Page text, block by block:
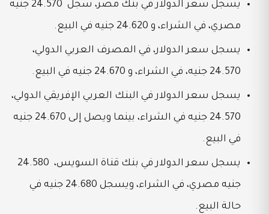
يسجل سعر الدولار في بنك مصر، سجل 24.570 جنيه
مصري، في الشراء، و 24.620 جنيه في البيع.
يسجل سعر الدولار، في المصرف العربي الدولي،
24.570 جنيه، في الشراء، و
24.670 جنيه في البيع.
يسجل سعر الدولار في البنك العربي الإفريقي الدولي،
24.570 جنيه في الشراء، بينما ويصل إلى
24.670 جنيه
في البيع.
يسجل سعر الدولار في بنك قناة السويس، 24.580
جنيه مصري، في الشراء، ويسجل
24.680 جنيه في
حالة البيع.